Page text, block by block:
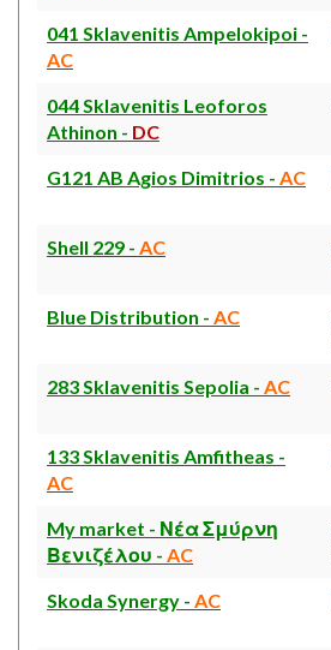
041 Sklavenitis Ampelokipoi -
AC
044 Sklavenitis Leoforos
Athinon - DC
G121 AB Agios Dimitrios - AC
Shell 229 - AC
Blue Distribution - AC
283 Sklavenitis Sepolia - AC
133 Sklavenitis Amfitheas -
AC
My market - Νέα Σμύρνη
Βενιζέλου - AC
Skoda Synergy - AC